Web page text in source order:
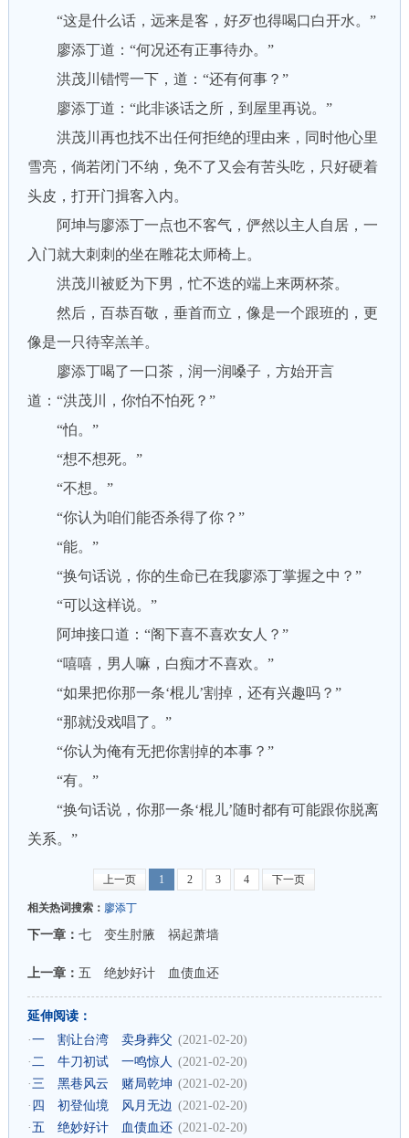
“这是什么话，远来是客，好歹也得喝口白开水。”
廖添丁道：“何况还有正事待办。”
洪茂川错愕一下，道：“还有何事？”
廖添丁道：“此非谈话之所，到屋里再说。”
洪茂川再也找不出任何拒绝的理由来，同时他心里
雪亮，倘若闭门不纳，免不了又会有苦头吃，只好硬着
头皮，打开门揖客入内。
阿坤与廖添丁一点也不客气，俨然以主人自居，一
入门就大刺刺的坐在雕花太师椅上。
洪茂川被贬为下男，忙不迭的端上来两杯茶。
然后，百恭百敬，垂首而立，像是一个跟班的，更
像是一只待宰羔羊。
廖添丁喝了一口茶，润一润嗓子，方始开言
道：“洪茂川，你怕不怕死？”
“怕。”
“想不想死。”
“不想。”
“你认为咱们能否杀得了你？”
“能。”
“换句话说，你的生命已在我廖添丁掌握之中？”
“可以这样说。”
阿坤接口道：“阁下喜不喜欢女人？”
“嘻嘻，男人嘛，白痴才不喜欢。”
“如果把你那一条‘棍儿’割掉，还有兴趣吗？”
“那就没戏唱了。”
“你认为俺有无把你割掉的本事？”
“有。”
“换句话说，你那一条‘棍儿’随时都有可能跟你脱离
关系。”
上一页 1 2 3 4 下一页
相关热词搜索： 廖添丁
下一章： 七 变生肘腋 祸起萧墙
上一章： 五 绝妙好计 血债血还
延伸阅读：
·一 割让台湾 卖身葬父 (2021-02-20)
·二 牛刀初试 一鸣惊人 (2021-02-20)
·三 黑巷风云 赌局乾坤 (2021-02-20)
· 四 初登仙境 风月无边 (2021-02-20)
·五 绝妙好计 血债血还 (2021-02-20)